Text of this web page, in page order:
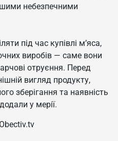
небезпечними
під час купівлі м’яса,
виробів — саме вони
отруєння. Перед
вигляд продукту,
зберігання та наявність
у мерії.